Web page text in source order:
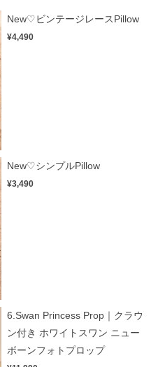
New♡ビンテージレースPillow
¥4,490
New♡シンプルPillow
¥3,490
6.Swan Princess Prop｜クラウ
ン付き ホワイトスワン ニュー
ボーンフォトプロップ